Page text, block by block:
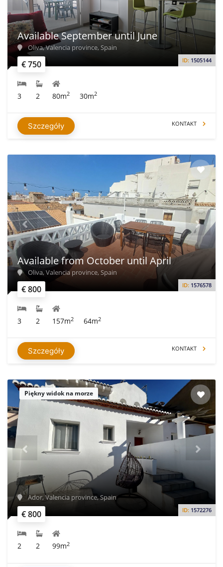
€ 750 ID: 1505144
Available September until June
Oliva, Valencia province, Spain
3 2 80m2 30m2
Szczegóły KONTAKT
€ 800 ID: 1576578
Available from October until April
Oliva, Valencia province, Spain
3 2 157m2 64m2
Szczegóły KONTAKT
Piękny widok na morze
€ 800 ID: 1572276
Ador, Valencia province, Spain
2 2 99m2